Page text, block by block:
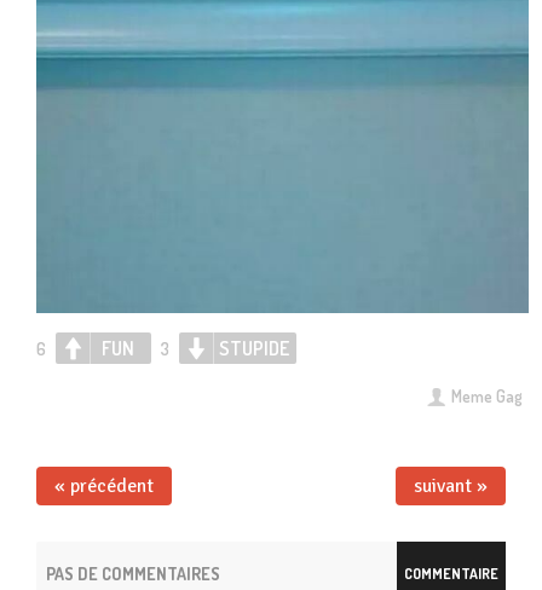
Meme Gag
6 FUN 3 STUPIDE
« précédent suivant »
COMMENTAIRE
PAS DE COMMENTAIRES